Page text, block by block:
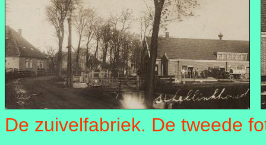
De zuivelfabriek. De tweede